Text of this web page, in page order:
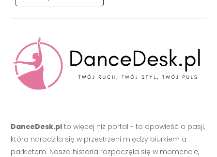
DanceDesk.pl to więcej niż portal - to opowieść o pasji,
która narodziła się w przestrzeni między biurkiem a
parkietem. Nasza historia rozpoczęła się w momencie,